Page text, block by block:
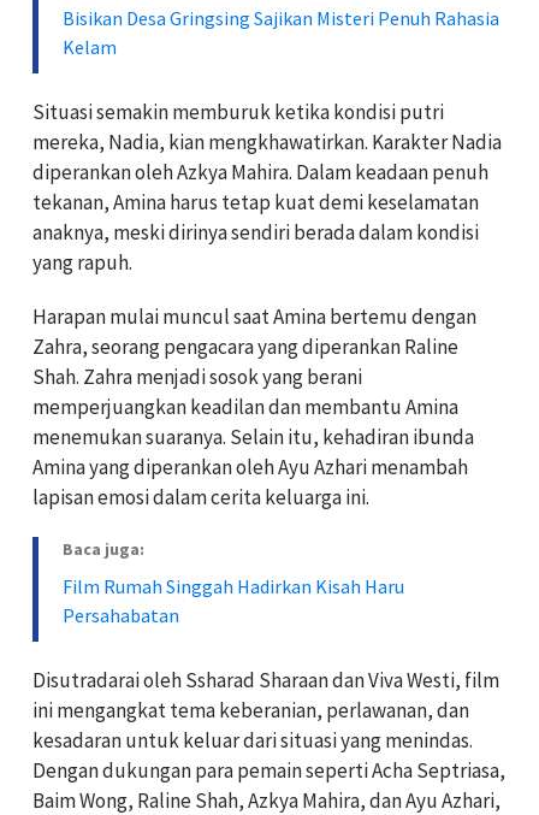
Bisikan Desa Gringsing Sajikan Misteri Penuh Rahasia
Kelam
Situasi semakin memburuk ketika kondisi putri
mereka, Nadia, kian mengkhawatirkan. Karakter Nadia
diperankan oleh Azkya Mahira. Dalam keadaan penuh
tekanan, Amina harus tetap kuat demi keselamatan
anaknya, meski dirinya sendiri berada dalam kondisi
yang rapuh.
Harapan mulai muncul saat Amina bertemu dengan
Zahra, seorang pengacara yang diperankan Raline
Shah. Zahra menjadi sosok yang berani
memperjuangkan keadilan dan membantu Amina
menemukan suaranya. Selain itu, kehadiran ibunda
Amina yang diperankan oleh Ayu Azhari menambah
lapisan emosi dalam cerita keluarga ini.
Baca juga:
Film Rumah Singgah Hadirkan Kisah Haru
Persahabatan
Disutradarai oleh Ssharad Sharaan dan Viva Westi, film
ini mengangkat tema keberanian, perlawanan, dan
kesadaran untuk keluar dari situasi yang menindas.
Dengan dukungan para pemain seperti Acha Septriasa,
Baim Wong, Raline Shah, Azkya Mahira, dan Ayu Azhari,